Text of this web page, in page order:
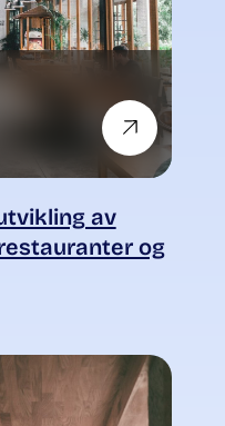
av
og